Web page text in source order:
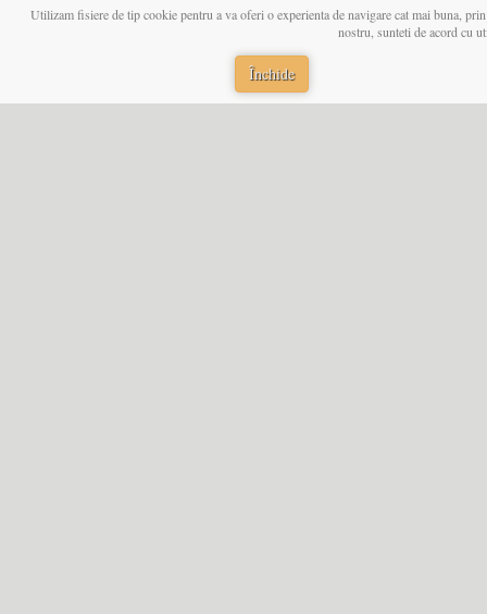
Utilizam fisiere de tip cookie pentru a va oferi o experienta de navigare cat mai buna,
nostru, sunteti de acord cu
Închide